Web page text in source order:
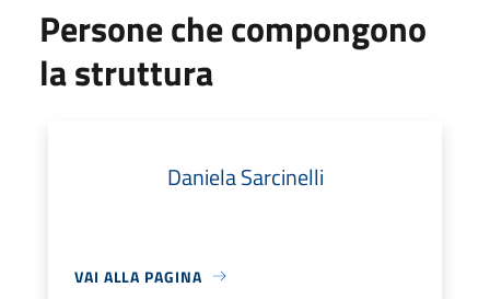
Persone che compongono
la struttura
Daniela Sarcinelli
VAI ALLA PAGINA